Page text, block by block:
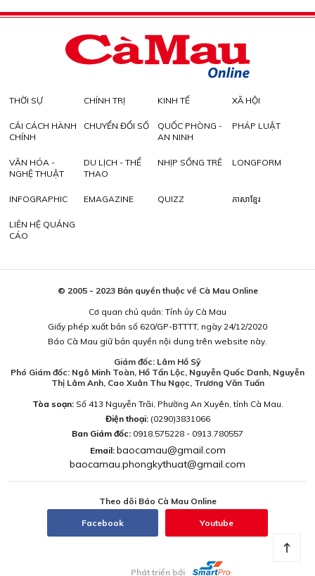
THỜI SỰ CHÍNH TRỊ KINH TẾ XÃ HỘI
CẢI CÁCH HÀNH
CHÍNH
CHUYỂN ĐỔI SỐ
QUỐC PHÒNG -
AN NINH
PHÁP LUẬT
VĂN HÓA -
NGHỆ THUẬT
DU LỊCH - THỂ
THAO
NHỊP SỐNG TRẺ LONGFORM
INFOGRAPHIC EMAGAZINE QUIZZ ភាសាខ្មែរ
LIÊN HỆ QUẢNG
CÁO
© 2005 - 2023 Bản quyền thuộc về Cà Mau Online
Cơ quan chủ quản: Tỉnh ủy Cà Mau
Giấy phép xuất bản số 620/GP-BTTTT, ngày 24/12/2020
Báo Cà Mau giữ bản quyền nội dung trên website này.
Giám đốc: Lâm Hồ Sỹ
Phó Giám đốc: Ngô Minh Toàn, Hồ Tấn Lộc, Nguyễn Quốc Danh, Nguyễn
Thị Lâm Anh, Cao Xuân Thu Ngọc, Trương Văn Tuấn
Tòa soạn:Số 413 Nguyễn Trãi, Phường An Xuyên, tỉnh Cà Mau.
Điện thoại: (0290)3831066
Ban Giám đốc: 0918.575228 - 0913.780557
Email: baocamau@gmail.com
baocamau.phongkythuat@gmail.com
Theo dõi Báo Cà Mau Online
Facebook Youtube
Phát triển bởi